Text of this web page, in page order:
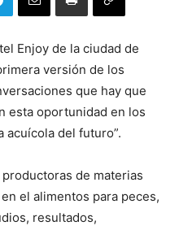
Enjoy de la ciudad de
versión de los
que hay que
esta oportunidad en los
acuícola del futuro”.
de materias
el alimentos para peces,
resultados,